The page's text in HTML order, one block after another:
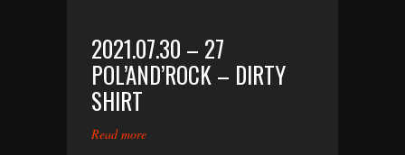
2021.07.30 – 27
POL’AND’ROCK – DIRTY
SHIRT
Read more